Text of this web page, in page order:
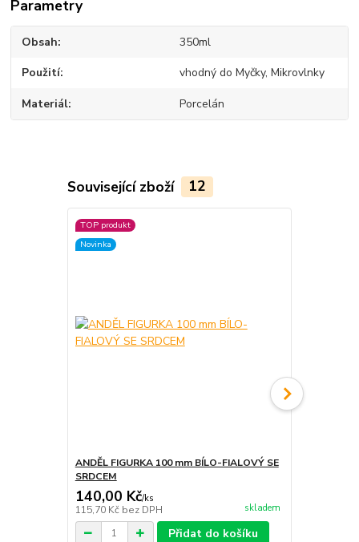
Parametry
Obsah 350ml
Použití vhodný do Myčky, Mikrovlnky
Materiál Porcelán
Související zboží 12
TOP produkt
Novinka
ANDĚL FIGURKA 100 mm BÍLO-FIALOVÝ SE
SRDCEM
140,00 Kč/ks
115,70 Kč bez DPH skladem
Přidat do košíku